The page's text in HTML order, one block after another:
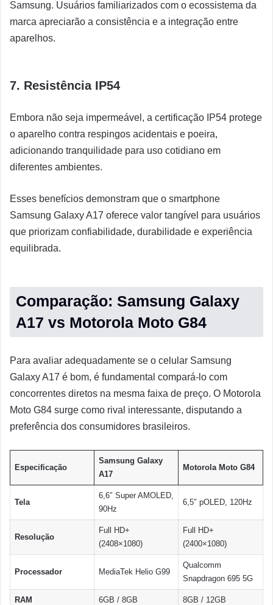
Samsung. Usuários familiarizados com o ecossistema da
marca apreciarão a consistência e a integração entre
aparelhos.
7. Resistência IP54
Embora não seja impermeável, a certificação IP54 protege
o aparelho contra respingos acidentais e poeira,
adicionando tranquilidade para uso cotidiano em
diferentes ambientes.
Esses benefícios demonstram que o smartphone
Samsung Galaxy A17 oferece valor tangível para usuários
que priorizam confiabilidade, durabilidade e experiência
equilibrada.
Comparação: Samsung Galaxy
A17 vs Motorola Moto G84
Para avaliar adequadamente se o celular Samsung
Galaxy A17 é bom, é fundamental compará-lo com
concorrentes diretos na mesma faixa de preço. O Motorola
Moto G84 surge como rival interessante, disputando a
preferência dos consumidores brasileiros.
Especificação
Samsung Galaxy
A17
Motorola Moto G84
Tela
6,6″ Super AMOLED,
90Hz
6,5″ pOLED, 120Hz
Resolução
Full HD+
(2408×1080)
Full HD+
(2400×1080)
Processador MediaTek Helio G99
Qualcomm
Snapdragon 695 5G
RAM 6GB / 8GB 8GB / 12GB